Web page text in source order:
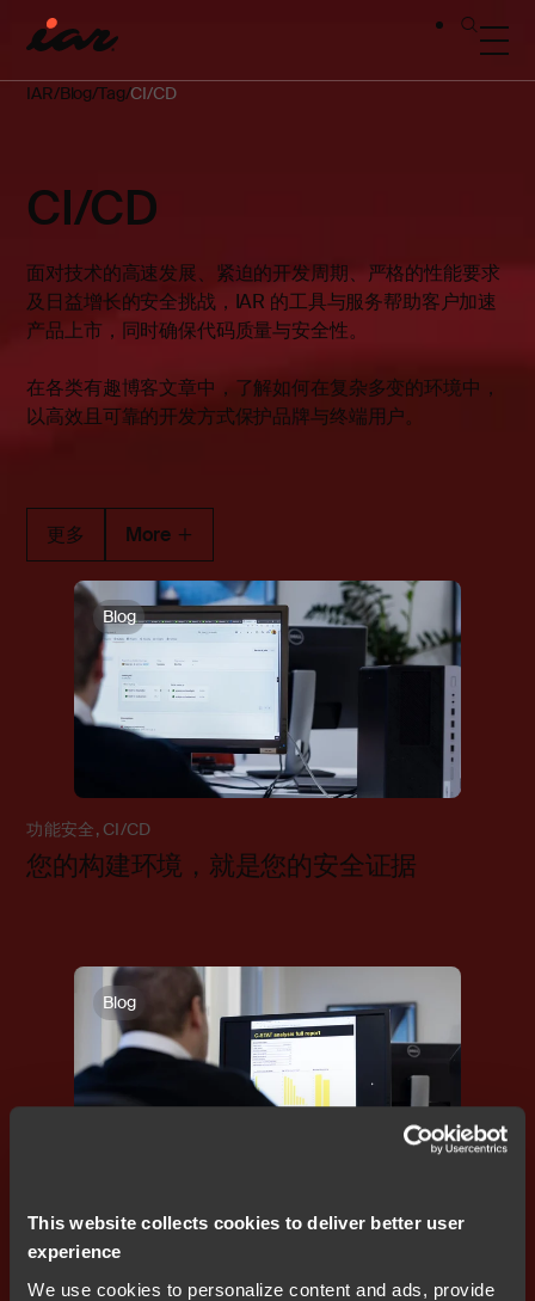
This website collects cookies to deliver better user
experience
We use cookies to personalize content and ads, provide
IAR Blog Tag CI/CD
CI/CD
面对技术的高速发展、紧迫的开发周期、严格的性能要求
及日益增长的安全挑战，IAR 的工具与服务帮助客户加速
产品上市，同时确保代码质量与安全性。
在各类有趣博客文章中，了解如何在复杂多变的环境中，
以高效且可靠的开发方式保护品牌与终端用户。
更多 More
Blog
功能安全, CI/CD
您的构建环境，就是您的安全证据
Blog
代码质量,CI/CD
在Zephyr中进行静态代码分析：借助IAR C-STAT
构建更安全、更高质量的代码